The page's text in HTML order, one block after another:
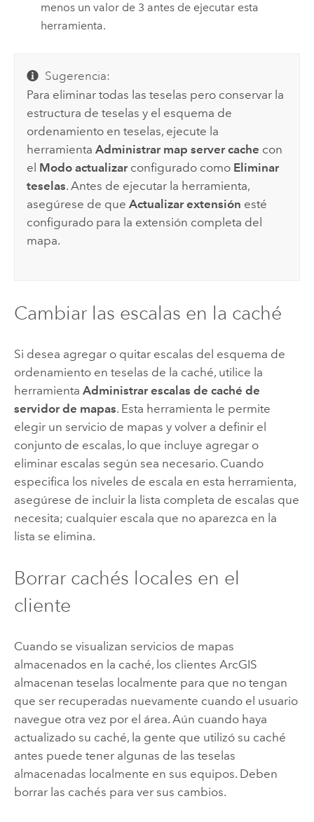
menos un valor de 3 antes de ejecutar esta
herramienta.
Sugerencia:
Para eliminar todas las teselas pero conservar la
estructura de teselas y el esquema de
ordenamiento en teselas, ejecute la
herramientaAdministrar map server cache con
el Modo actualizar configurado como Eliminar
teselas. Antes de ejecutar la herramienta,
asegúrese de queActualizar extensión esté
configurado para la extensión completa del
mapa.
Cambiar las escalas en la caché
Si desea agregar o quitar escalas del esquema de
ordenamiento en teselas de la caché, utilice la
herramienta Administrar escalas de caché de
servidor de mapas. Esta herramienta le permite
elegir un servicio de mapas y volver a definir el
conjunto de escalas, lo que incluye agregar o
eliminar escalas según sea necesario. Cuando
especifica los niveles de escala en esta herramienta,
asegúrese de incluir la lista completa de escalas que
necesita; cualquier escala que no aparezca en la
lista se elimina.
Borrar cachés locales en el
cliente
Cuando se visualizan servicios de mapas
almacenados en la caché, los clientes ArcGIS
almacenan teselas localmente para que no tengan
que ser recuperadas nuevamente cuando el usuario
navegue otra vez por el área. Aún cuando haya
actualizado su caché, la gente que utilizó su caché
antes puede tener algunas de las teselas
almacenadas localmente en sus equipos. Deben
borrar las cachés para ver sus cambios.